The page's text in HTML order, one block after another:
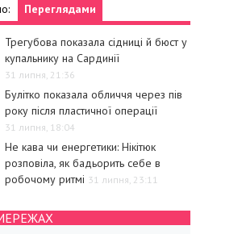
Переглядами
Трегубова показала сідниці й бюст у
купальнику на Сардинії
31 липня, 21:36
Булітко показала обличчя через пів
року після пластичної операції
31 липня, 18:04
Не кава чи енергетики: Нікітюк
розповіла, як бадьорить себе в
робочому ритмі 31 липня, 23:11